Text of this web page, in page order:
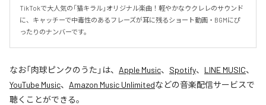
TikTokで大人気の「猫キラル」オリジナル楽曲！軽やかなウクレレのサウンド
に、キャッチーで中毒性のあるフレーズが耳に残るショート動画・BGMにぴ
ったりのナンバーです。
なお「肉球ピンクのうた 」は、 Apple Music、 Spotify、 LINE MUSIC、
YouTube Music、 Amazon Music Unlimitedなどの音楽配信サービスで
聴くことができる。